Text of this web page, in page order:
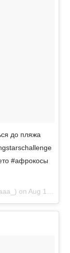
до пляжа
#афрокосы
on Aug 16, 2018 at 2:44am PDT